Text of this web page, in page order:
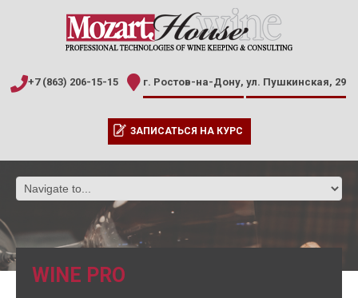
+7 (863) 206-15-15 г. Ростов-на-Дону, ул. Пушкинская, 29
ЗАПИСАТЬСЯ НА КУРС
WINE PRO